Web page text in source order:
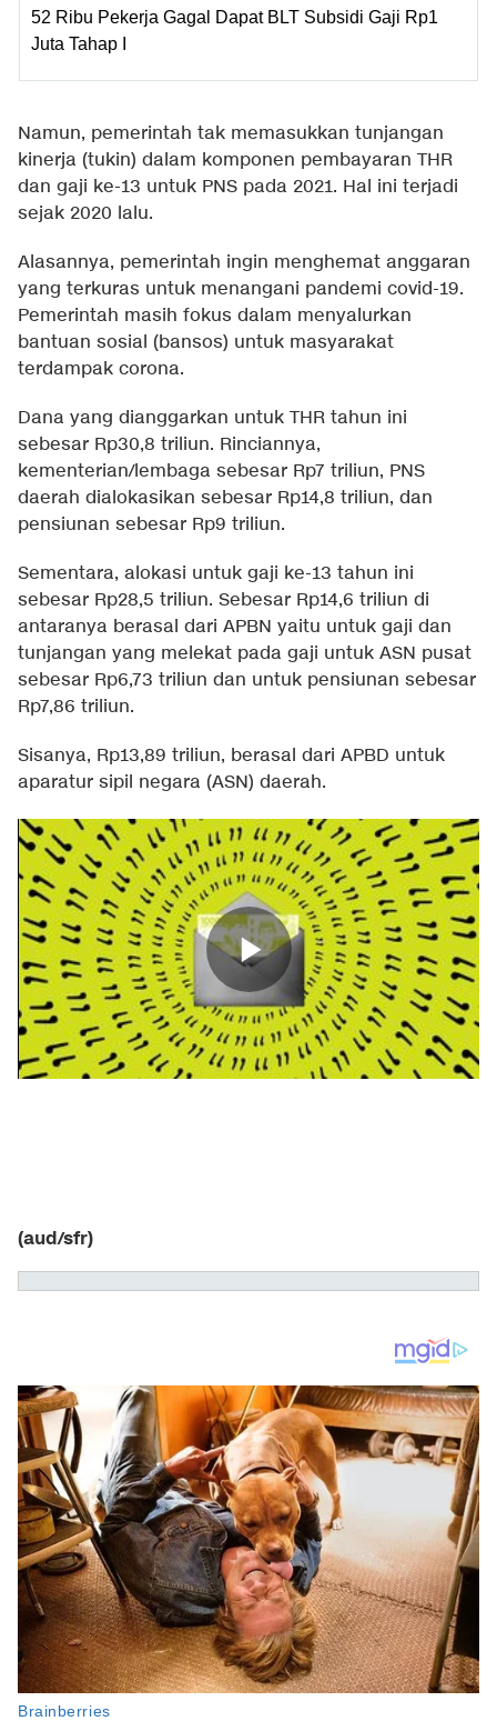
52 Ribu Pekerja Gagal Dapat BLT Subsidi Gaji Rp1
Juta Tahap I
Namun, pemerintah tak memasukkan tunjangan
kinerja (tukin) dalam komponen pembayaran THR
dan gaji ke-13 untuk PNS pada 2021. Hal ini terjadi
sejak 2020 lalu.
Alasannya, pemerintah ingin menghemat anggaran
yang terkuras untuk menangani pandemi covid-19.
Pemerintah masih fokus dalam menyalurkan
bantuan sosial (bansos) untuk masyarakat
terdampak corona.
Dana yang dianggarkan untuk THR tahun ini
sebesar Rp30,8 triliun. Rinciannya,
kementerian/lembaga sebesar Rp7 triliun, PNS
daerah dialokasikan sebesar Rp14,8 triliun, dan
pensiunan sebesar Rp9 triliun.
Sementara, alokasi untuk gaji ke-13 tahun ini
sebesar Rp28,5 triliun. Sebesar Rp14,6 triliun di
antaranya berasal dari APBN yaitu untuk gaji dan
tunjangan yang melekat pada gaji untuk ASN pusat
sebesar Rp6,73 triliun dan untuk pensiunan sebesar
Rp7,86 triliun.
Sisanya, Rp13,89 triliun, berasal dari APBD untuk
aparatur sipil negara (ASN) daerah.
(aud/sfr)